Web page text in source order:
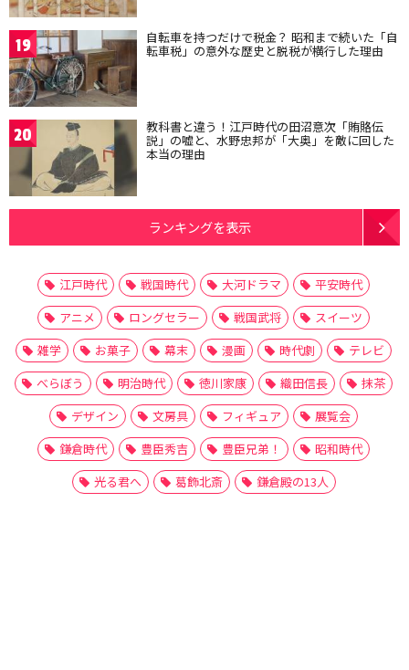
19 自転車を持つだけで税金？ 昭和まで続いた「自
転車税」の意外な歴史と脱税が横行した理由
20 教科書と違う！江戸時代の田沼意次「賄賂伝
説」の嘘と、水野忠邦が「大奥」を敵に回した
本当の理由
ランキングを表示
江戸時代 戦国時代 大河ドラマ
平安時代
アニメ
ロングセラー 戦国武将
スイーツ
雑学
お菓子 幕末 漫画 時代劇
テレビ
べらぼう
明治時代 徳川家康 織田信長
抹茶
デザイン
文房具 フィギュア
展覧会
鎌倉時代
豊臣秀吉 豊臣兄弟！
昭和時代
光る君へ
葛飾北斎 鎌倉殿の13人